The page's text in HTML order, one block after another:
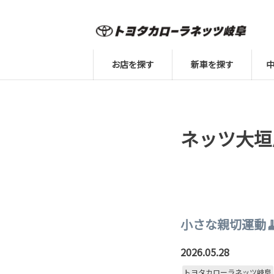
お店を探す 新車を探す
ネッツ大
小さな親切運動
2026.05.28
トヨタカローラネッツ岐阜